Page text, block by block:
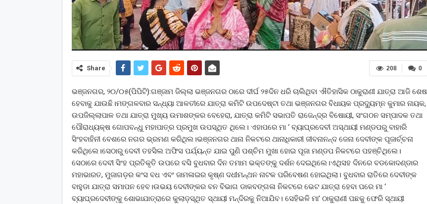
0
208
Share
ଭଞ୍ଜନଗର, ୨୦/୦୫(ପିପିଟି):ଗଞ୍ଜାମ ଜିଲ୍ଲା ଭଞ୍ଜନଗର ଠାରେ ଦୀର୍ଘ ୨୫ଦିନ ଧରି ଚାଲିଥିବା ଐତିହାସିକ ଠାକୁରାଣୀ ଯାତ୍ରା ଆଜି ଶେଷ
ହେବାକୁ ଯାଉଛି।ମଙ୍ଗଳବାର ସନ୍ଧ୍ୟା ଆଳତୀରେ ଯାତ୍ରା କମିଟି ଉପଦେଷ୍ଟା ତଥା ଭଞ୍ଜନଗର ବିଧାୟକ ପ୍ରଦ୍ୟୁମ୍ନ କୁମାର ନାୟକ,
ଉପଜିଲ୍ଲାପାଳ ତଥା ଯାତ୍ରା ମୁଖ୍ୟ ଉମାଶଙ୍କର ବେହେରା, ଯାତ୍ରା କମିଟି ସଭାପତି ରାଜେନ୍ଦ୍ର ବିଷୋୟୀ, ସଂଗଠନ ସମ୍ପାଦକ ତ‌ଥା
ପୌରାଧ୍ୟକ୍ଷ ଗୋପବନ୍ଧୁ ମହାପାତ୍ର ପ୍ରମୁଖ ଉପସ୍ଥିତ ଥିଲେ। ଏହାପରେ ମା ‘ ବ୍ୟାଘ୍ରଦେବୀ ଅସ୍ଥାୟୀ ମଣ୍ଡପରୁ ବାହାରି
ସିଂହବାହିନୀ ବେଶରେ ନଗର ଭ୍ରମଣ କରିଥିଲ।ଭଞ୍ଜନଗର ଥାନା ନିକଟରେ ଥାନାଧିକାରୀ ଜୀବନାନନ୍ଦ ଜେନା ଦେବୀଙ୍କ ପୂଜାର୍ଚ୍ଚନା
କରିଥିଲେ।ସେଠାରୁ ଦେବୀ ତହସିଲ ଅଫିସ ପର୍ଯ୍ୟନ୍ତ ଯାଇ ପୁଣି ପଶ୍ଚିମ ମୁଖା ହୋଇ ପୂଜା ମଣ୍ଡପ ନିକଟରେ ପହଞ୍ଚିଥିଲେ।
ସେଠାରେ ଦେବୀ ସିଂହ ପ୍ରତିକୃତି ଉପରେ ବସି ବୁଧବାର ଦିନ ତମାମ ଭକ୍ତଙ୍କୁ ଦର୍ଶନ ଦେଇଥିଲେ।ଏଥିସହ ଦିନରେ ବଡକୋଦଣ୍ଡାର
ମହାଭାରତ, ମୁଜାଗଡ଼ର କଂସ ବଧ ଏବଂ ଜାମଳାଇର କୃଷ୍ଣ ଦଧୀମନ୍ଥନ ନାଟକ ପରିବେଷଣ ହୋଇଥିଲା। ବୁଧବାର ରାତିରେ ଦେବୀଙ୍କ
ବାହୁଡା ଯାତ୍ରା ସମାପନ ହେବ।ଉଭୟ ଦେବୀଙ୍କର ବନ ବିଭାଗ ଡାକବଙ୍ଗଳା ନିକଟରେ ଭେଟ ଯାତ୍ରା ହେବା ପରେ ମା ‘
ବ୍ୟାଘ୍ରଦେବୀଙ୍କୁ ଶୋଭାଯାତ୍ରାରେ କୁଲାଡ଼ସ୍ଥିତ ସ୍ଥାୟୀ ମନ୍ଦିରକୁ ନିଆଯିବ। ସେହିଭଳି ମା’ ଠାକୁରାଣୀ ପଛକୁ ଫେରି ସ୍ଥାୟୀ